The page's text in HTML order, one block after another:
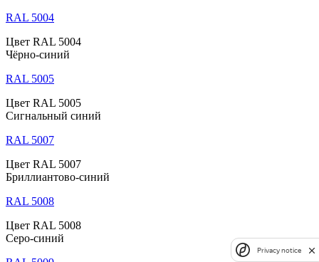
RAL 5004
Цвет RAL 5004
Чёрно-синий
RAL 5005
Цвет RAL 5005
Сигнальный синий
RAL 5007
Цвет RAL 5007
Бриллиантово-синий
RAL 5008
Цвет RAL 5008
Серо-синий
Privacy notice